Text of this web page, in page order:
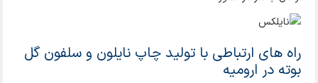
راه های ارتباطی با تولید چاپ نایلون و سلفون گل
بوته در ارومیه